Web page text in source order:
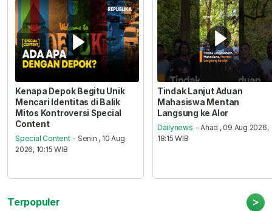
Kenapa Depok Begitu Unik
Mencari Identitas di Balik
Mitos Kontroversi Special
Content
Special Content - Senin , 10 Aug
2026, 10:15 WIB
Tindak Lanjut Aduan
Mahasiswa Mentan
Langsung ke Alor
Dailynews - Ahad , 09 Aug 2026,
18:15 WIB
Terpopuler >